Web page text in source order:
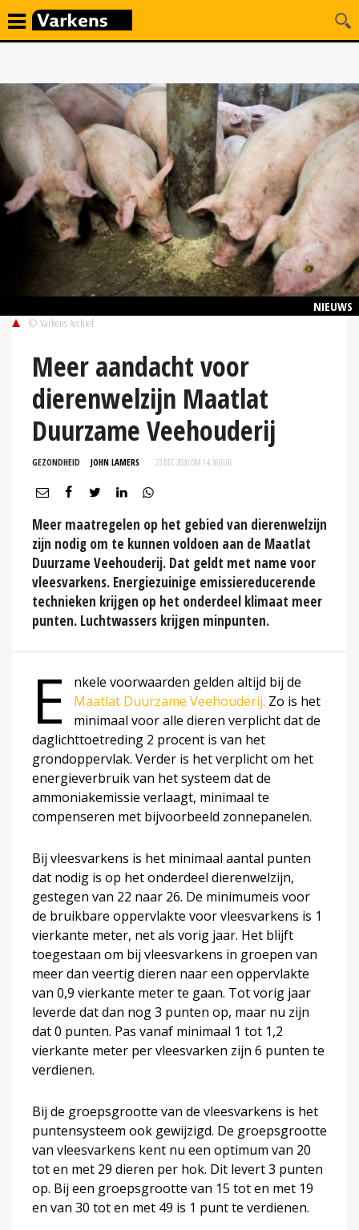
NIEUWS
© Varkens Archief
Meer aandacht voor
dierenwelzijn Maatlat
Duurzame Veehouderij
GEZONDHEID JOHN LAMERS 23 DEC 2020 OM 14:36UUR
Meer maatregelen op het gebied van dierenwelzijn
zijn nodig om te kunnen voldoen aan de Maatlat
Duurzame Veehouderij. Dat geldt met name voor
vleesvarkens. Energiezuinige emissiereducerende
technieken krijgen op het onderdeel klimaat meer
punten. Luchtwassers krijgen minpunten.
E
nkele voorwaarden gelden altijd bij de
Maatlat Duurzame Veehouderij. Zo is het
minimaal voor alle dieren verplicht dat de
daglichttoetreding 2 procent is van het
grondoppervlak. Verder is het verplicht om het
energieverbruik van het systeem dat de
ammoniakemissie verlaagt, minimaal te
compenseren met bijvoorbeeld zonnepanelen.
Bij vleesvarkens is het minimaal aantal punten
dat nodig is op het onderdeel dierenwelzijn,
gestegen van 22 naar 26. De minimumeis voor
de bruikbare oppervlakte voor vleesvarkens is 1
vierkante meter, net als vorig jaar. Het blijft
toegestaan om bij vleesvarkens in groepen van
meer dan veertig dieren naar een oppervlakte
van 0,9 vierkante meter te gaan. Tot vorig jaar
leverde dat dan nog 3 punten op, maar nu zijn
dat 0 punten. Pas vanaf minimaal 1 tot 1,2
vierkante meter per vleesvarken zijn 6 punten te
verdienen.
Bij de groepsgrootte van de vleesvarkens is het
puntensysteem ook gewijzigd. De groepsgrootte
van vleesvarkens kent nu een optimum van 20
tot en met 29 dieren per hok. Dit levert 3 punten
op. Bij een groepsgrootte van 15 tot en met 19
en van 30 tot en met 49 is 1 punt te verdienen.